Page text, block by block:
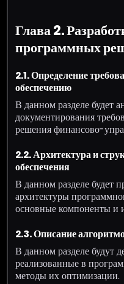
Глава 2.
программных
2.1. Определение
обеспечению
В данном разделе будет
документирования
решения финансово-
2.2. Архитектура и
обеспечения
В данном разделе будет
архитектуры
основные компоненты и
2.3. Описание
В данном разделе будут
реализованные в
методы их оптимизации.